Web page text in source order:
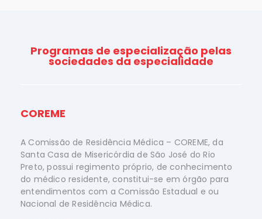
Programas de especialização pelas
sociedades da especialidade
COREME
A Comissão de Residência Médica – COREME, da
Santa Casa de Misericórdia de São José do Rio
Preto, possui regimento próprio, de conhecimento
do médico residente, constitui-se em órgão para
entendimentos com a Comissão Estadual e ou
Nacional de Residência Médica.